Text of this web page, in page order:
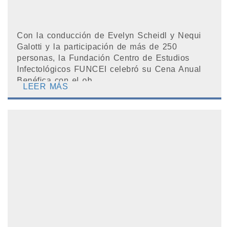
Con la conducción de Evelyn Scheidl y Nequi
Galotti y la participación de más de 250
personas, la Fundación Centro de Estudios
Infectológicos FUNCEI celebró su Cena Anual
Benéfica con el ob...
LEER MÁS